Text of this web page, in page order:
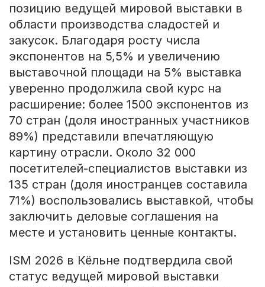
позицию ведущей мировой выставки в
области производства сладостей и
закусок. Благодаря росту числа
экспонентов на 5,5% и увеличению
выставочной площади на 5% выставка
уверенно продолжила свой курс на
расширение: более 1500 экспонентов из
70 стран (доля иностранных участников
89%) представили впечатляющую
картину отрасли. Около 32 000
посетителей-специалистов выставки из
135 стран (доля иностранцев составила
71%) воспользовались выставкой, чтобы
заключить деловые соглашения на
месте и установить ценные контакты.
ISM 2026 в Кёльне подтвердила свой
статус ведущей мировой выставки